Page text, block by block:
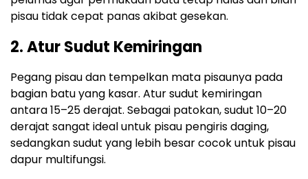
pisau tidak cepat panas akibat gesekan.
2. Atur Sudut Kemiringan
Pegang pisau dan tempelkan mata pisaunya pada
bagian batu yang kasar. Atur sudut kemiringan
antara 15–25 derajat. Sebagai patokan, sudut 10–20
derajat sangat ideal untuk pisau pengiris daging,
sedangkan sudut yang lebih besar cocok untuk pisau
dapur multifungsi.